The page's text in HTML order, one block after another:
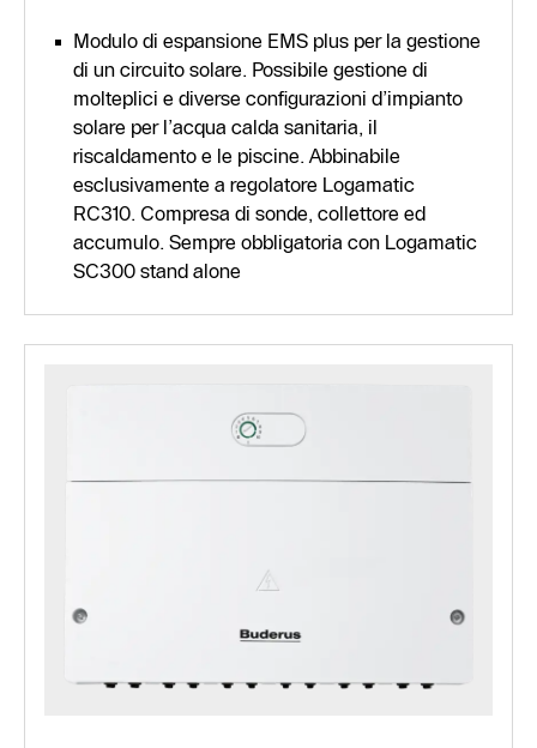
Modulo di espansione EMS plus per la gestione
di un circuito solare. Possibile gestione di
molteplici e diverse configurazioni d’impianto
solare per l’acqua calda sanitaria, il
riscaldamento e le piscine. Abbinabile
esclusivamente a regolatore Logamatic
RC310. Compresa di sonde, collettore ed
accumulo. Sempre obbligatoria con Logamatic
SC300 stand alone